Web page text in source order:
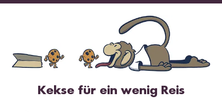
Jetzt sichern
*Das Digitale Rezeptbuch wird dir nach vollständiger Anmeldung zum Newsletter
Kekse für ein wenig Reis